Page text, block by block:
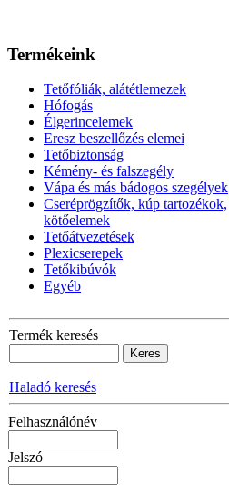
Termékeink
Tetőfóliák, alátétlemezek
Hófogás
Élgerincelemek
Eresz beszellőzés elemei
Tetőbiztonság
Kémény- és falszegély
Vápa és más bádogos szegélyek
Cseréprögzítők, kúp tartozékok,
kötőelemek
Tetőátvezetések
Plexicserepek
Tetőkibúvók
Egyéb
Termék keresés
Haladó keresés
Felhasználónév
Jelszó